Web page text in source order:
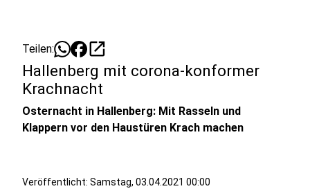
Teilen: open_in_new
Hallenberg mit corona-konformer
Krachnacht
Osternacht in Hallenberg: Mit Rasseln und
Klappern vor den Haustüren Krach machen
Veröffentlicht: Samstag, 03.04.2021 00:00